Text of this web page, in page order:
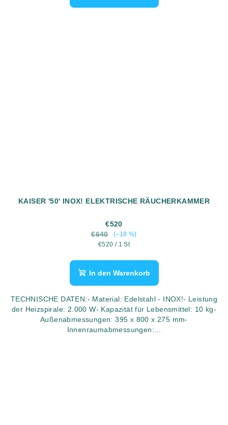
KAISER '50' INOX! ELEKTRISCHE RÄUCHERKAMMER
€520
€640
(–18 %)
Verkaufspreis:
€520 / 1 St
In den Warenkorb
TECHNISCHE DATEN:- Material: Edelstahl - INOX!- Leistung
der Heizspirale: 2.000 W- Kapazität für Lebensmittel: 10 kg-
Außenabmessungen: 395 x 800 x 275 mm-
Innenraumabmessungen:...